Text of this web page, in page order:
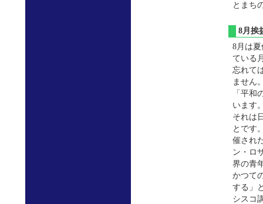
とまち
8月
8月は
ている
忘れて
ません
「平和
います
それは
とです
催され
ン・ロ
界の青
かつて
する」
シスコ